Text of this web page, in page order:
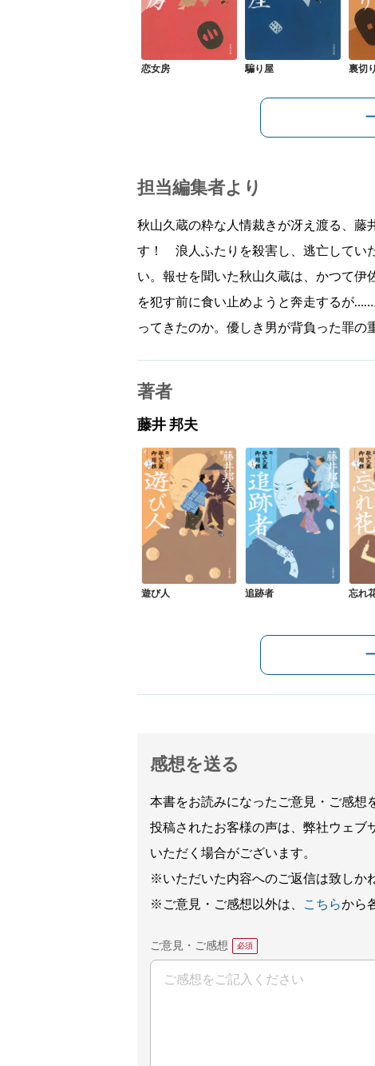
恋女房 騙り屋 裏切り
担当編集者より
秋山久蔵の粋な人情裁きが冴え渡る、藤
す！ 浪人ふたりを殺害し、逃亡してい
い。報せを聞いた秋山久蔵は、かつて伊
を犯す前に食い止めようと奔走するが
ってきたのか。優しき男が背負った罪
著者
藤井 邦夫
遊び人 追跡者 忘れ
感想を送る
本書をお読みになったご意見・ご感想
投稿されたお客様の声は、弊社ウェブ
いただく場合がございます。
※いただいた内容へのご返信は致しか
※ご意見・ご感想以外は、
こちらから
ご意見・ご感想